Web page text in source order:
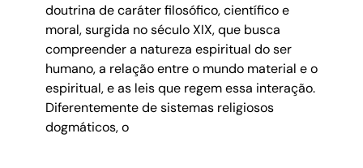
doutrina de caráter filosófico, científico e
moral, surgida no século XIX, que busca
compreender a natureza espiritual do ser
humano, a relação entre o mundo material e o
espiritual, e as leis que regem essa interação.
Diferentemente de sistemas religiosos
dogmáticos, o